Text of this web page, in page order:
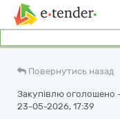
Повернутись назад
Закупівлю оголошено
23-05-2026, 17:39